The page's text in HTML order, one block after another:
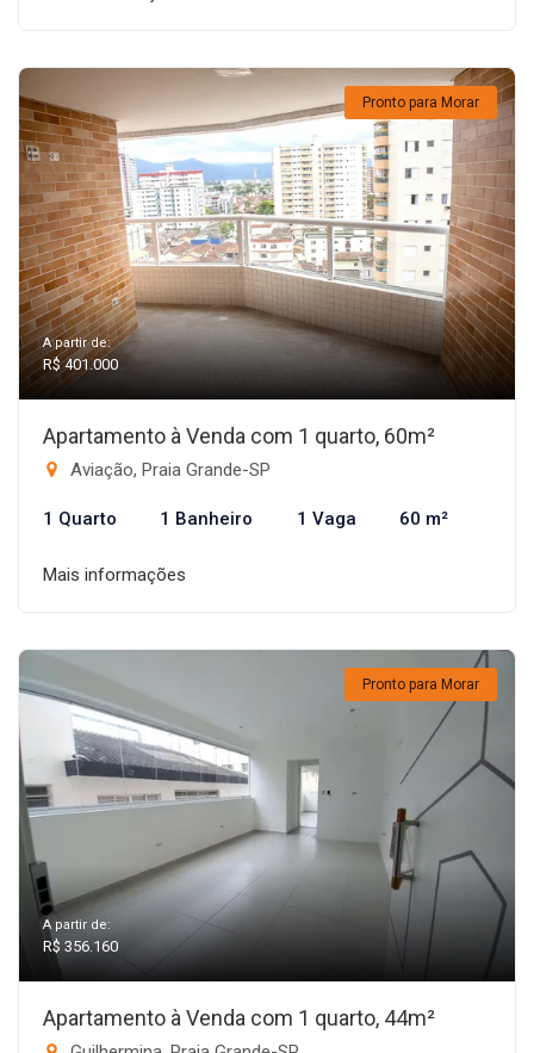
Pronto para Morar
A partir de:
R$ 401.000
Apartamento à Venda com 1 quarto, 60m²
Aviação, Praia Grande-SP
1 Quarto 1 Banheiro 1 Vaga 60 m²
Mais informações
Pronto para Morar
A partir de:
R$ 356.160
Apartamento à Venda com 1 quarto, 44m²